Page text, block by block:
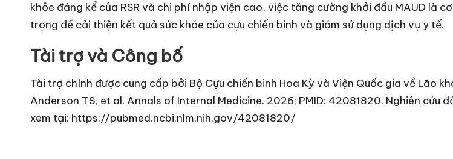
khỏe đáng kể của RSR và chi phí nhập viện cao, việc tăng cường khởi đầu MAUD là
trọng để cải thiện kết quả sức khỏe của cựu chiến binh và giảm sử dụng dịch vụ y tế.
Tài trợ và Công bố
Tài trợ chính được cung cấp bởi Bộ Cựu chiến binh Hoa Kỳ và Viện Quốc gia về Lão
Anderson TS, et al. Annals of Internal Medicine. 2026; PMID: 42081820. Nghiên cứu
xem tại: https://pubmed.ncbi.nlm.nih.gov/42081820/